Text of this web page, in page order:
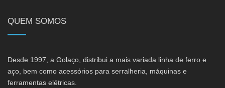
QUEM SOMOS
Desde 1997, a Golaço, distribui a mais variada linha de ferro e
aço, bem como acessórios para serralheria, máquinas e
ferramentas elétricas.